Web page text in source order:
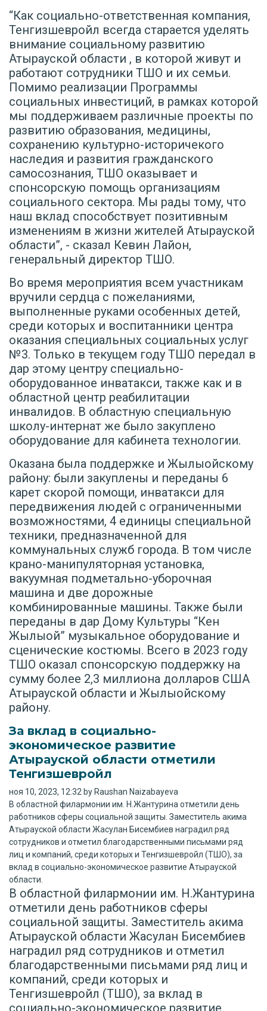
“Как социально-ответственная компания,
Тенгизшевройл всегда старается уделять
внимание социальному развитию
Атырауской области , в которой живут и
работают сотрудники ТШО и их семьи.
Помимо реализации Программы
социальных инвестиций, в рамках которой
мы поддерживаем различные проекты по
развитию образования, медицины,
сохранению культурно-историчекого
наследия и развития гражданского
самосознания, ТШО оказывает и
спонсорскую помощь организациям
социального сектора. Мы рады тому, что
наш вклад способствует позитивным
изменениям в жизни жителей Атырауской
области”, - сказал Кевин Лайон,
генеральный директор ТШО.
Во время мероприятия всем участникам
вручили сердца с пожеланиями,
выполненные руками особенных детей,
среди которых и воспитанники центра
оказания специальных социальных услуг
№3. Только в текущем году ТШО передал в
дар этому центру специально-
оборудованное инватакси, также как и в
областной центр реабилитации
инвалидов. В областную специальную
школу-интернат же было закуплено
оборудование для кабинета технологии.
Оказана была поддержке и Жылыойскому
району: были закуплены и переданы 6
карет скорой помощи, инватакси для
передвижения людей с ограниченными
возможностями, 4 единицы специальной
техники, предназначенной для
коммунальных служб города. В том числе
крано-манипуляторная установка,
вакуумная подметально-уборочная
машина и две дорожные
комбинированные машины. Также были
переданы в дар Дому Культуры “Кен
Жылыой” музыкальное оборудование и
сценические костюмы. Всего в 2023 году
ТШО оказал спонсорскую поддержку на
сумму более 2,3 миллиона долларов США
Атырауской области и Жылыойскому
району.
За вклад в социально-
экономическое развитие
Атырауской области отметили
Тенгизшевройл
ноя 10, 2023, 12:32 by Raushan Naizabayeva
В областной филармонии им. Н.Жантурина отметили день
работников сферы социальной защиты. Заместитель акима
Атырауской области Жасулан Бисембиев наградил ряд
сотрудников и отметил благодарственными письмами ряд
лиц и компаний, среди которых и Тенгизшевройл (ТШО), за
вклад в социально-экономическое развитие Атырауской
области.
В областной филармонии им. Н.Жантурина
отметили день работников сферы
социальной защиты. Заместитель акима
Атырауской области Жасулан Бисембиев
наградил ряд сотрудников и отметил
благодарственными письмами ряд лиц и
компаний, среди которых и
Тенгизшевройл (ТШО), за вклад в
социально-экономическое развитие